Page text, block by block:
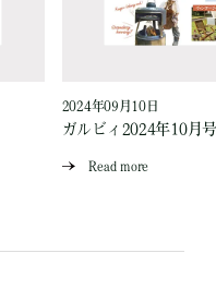
2024年09月10日
ガルビィ2024年10月
Read more